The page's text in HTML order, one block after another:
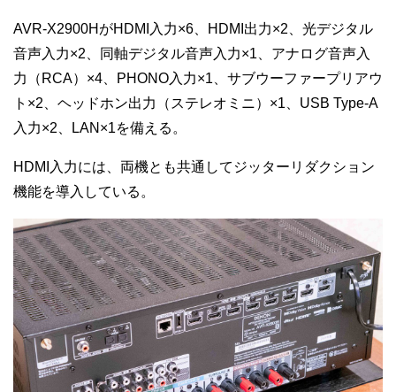
AVR-X2900HがHDMI入力×6、HDMI出力×2、光デジタル
音声入力×2、同軸デジタル音声入力×1、アナログ音声入
力（RCA）×4、PHONO入力×1、サブウーファープリアウ
ト×2、ヘッドホン出力（ステレオミニ）×1、USB Type-A
入力×2、LAN×1を備える。
HDMI入力には、両機とも共通してジッターリダクション
機能を導入している。